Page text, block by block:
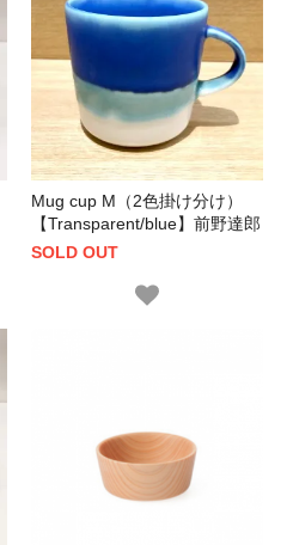
Mug cup M（2色掛け分け）
【Transparent/blue】前野達郎
SOLD OUT